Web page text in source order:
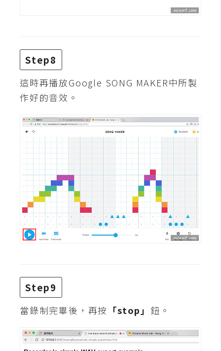
R
W
D
網
頁
後
端
P
D
o
c
r
伺
器
設
Step8
這時再播放Google SONG MAKER中所製
作好的音效。
Step9
當錄制完畢後，再按 「stop」 鈕。